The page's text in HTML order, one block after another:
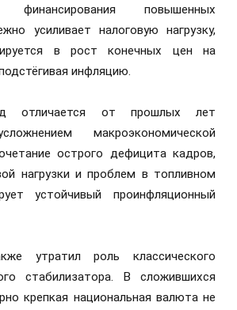
финансирования повышенных
усиливает налоговую нагрузку,
в рост конечных цен на
инфляцию.
отличается от прошлых лет
макроэкономической
острого дефицита кадров,
нагрузки и проблем в топливном
устойчивый проинфляционный
утратил роль классического
стабилизатора. В сложившихся
крепкая национальная валюта не